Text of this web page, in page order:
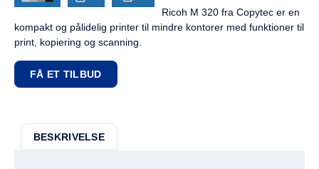
Ricoh M 320 fra Copytec er en
kompakt og pålidelig printer til mindre kontorer med funktioner til
print, kopiering og scanning.
FÅ ET TILBUD
BESKRIVELSE